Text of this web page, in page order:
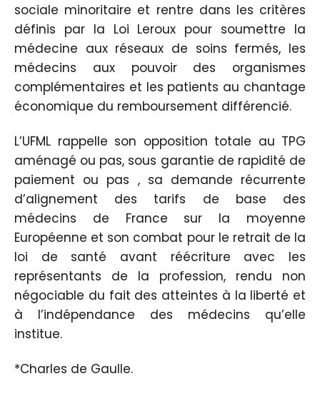
sociale minoritaire et rentre dans les critères
définis par la Loi Leroux pour soumettre la
médecine aux réseaux de soins fermés, les
médecins aux pouvoir des organismes
complémentaires et les patients au chantage
économique du remboursement différencié.
L’UFML rappelle son opposition totale au TPG
aménagé ou pas, sous garantie de rapidité de
paiement ou pas , sa demande récurrente
d’alignement des tarifs de base des
médecins de France sur la moyenne
Européenne et son combat pour le retrait de la
loi de santé avant réécriture avec les
représentants de la profession, rendu non
négociable du fait des atteintes à la liberté et
à l’indépendance des médecins qu’elle
institue.
*Charles de Gaulle.